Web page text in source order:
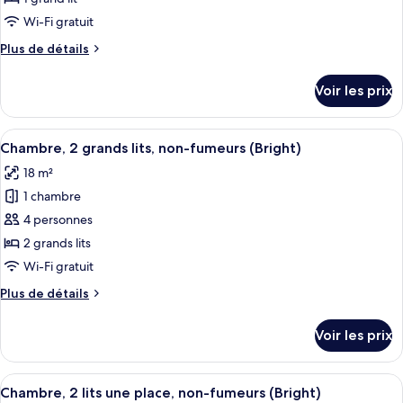
fumeurs
(Bright)
type
chambre :
grand
lit,
non-
fumeurs,
balcon
(Colony
Building)
Wi-Fi gratuit
Plus de détails
Plus
le
type
de
Chambre,
grand
lit,
non-
fumeurs,
balcon
(Colony
Voir les prix
Afficher
toutes
les
photos
pour
ce
type
chambre :
grands
lits,
Une chambre d’hôtel avec deux lits,
2
Chambre, 2 grands lits, non-fumeurs (Bright)
18 m²
1 chambre
4 personnes
2 grands lits
Wi-Fi gratuit
Plus de détails
Plus
le
type
de
Voir les prix
Afficher
Chambre, 2 lits une place, non-
2
Chambre, 2 lits une place, non-fumeurs (Bright)